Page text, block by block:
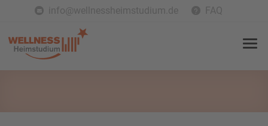
info@wellnessheimstudium.de FAQ